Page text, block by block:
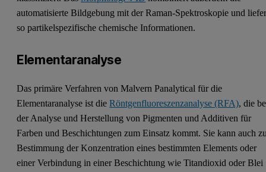
automatisierte Bildgebung mit der Raman-Spektroskopie und
so partikelspezifische chemische Informationen.
Elementaranalyse
Das primäre Verfahren von Malvern Panalytical für die
Elementaranalyse ist dieRöntgenfluoreszenzanalyse (RFA), die
der Analyse und Herstellung von Pigmenten und Additiven für
Farben und Beschichtungen zum Einsatz kommt. Sie kann auch
Bestimmung der Konzentration eines bestimmten Elements oder
einer Verbindung in einer Beschichtung wie Titandioxid oder Blei